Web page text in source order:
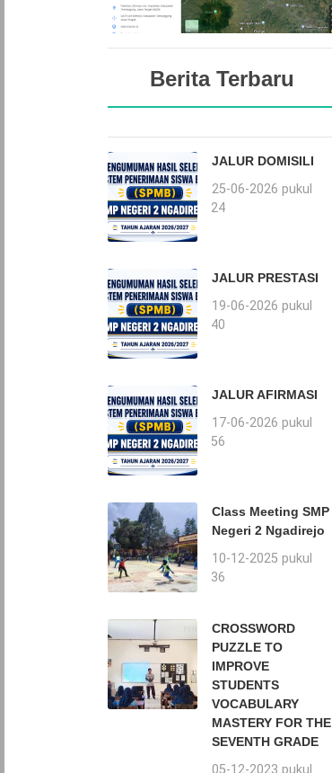
Berita Terbaru
JALUR DOMISILI
25-06-2026 pukul
17:24
JALUR PRESTASI
19-06-2026 pukul
16:40
JALUR AFIRMASI
17-06-2026 pukul
16:56
Class Meeting SMP
Negeri 2 Ngadirejo
10-12-2025 pukul
16:36
CROSSWORD
PUZZLE TO
IMPROVE
STUDENTS
VOCABULARY
MASTERY FOR THE
SEVENTH GRADE
05-12-2023 pukul